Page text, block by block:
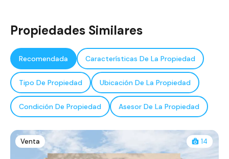
Propiedades Similares
Recomendada Características De La Propiedad
Tipo De Propiedad Ubicación De La Propiedad
Condición De Propiedad Asesor De La Propiedad
Venta 14